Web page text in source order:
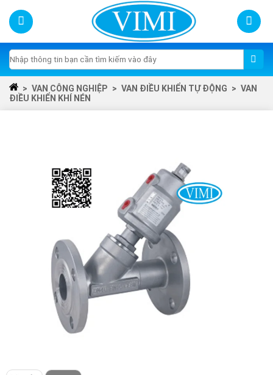
Skip
content
Tìm
kiếm:
> VAN CÔNG NGHIỆP > VAN ĐIỀU KHIỂN TỰ ĐỘNG > VAN
ĐIỀU KHIỂN KHÍ NÉN